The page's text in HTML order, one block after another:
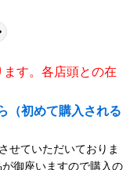
す。各店頭との在
（初めて購入される
せていただいておりま
御座いますので購入の